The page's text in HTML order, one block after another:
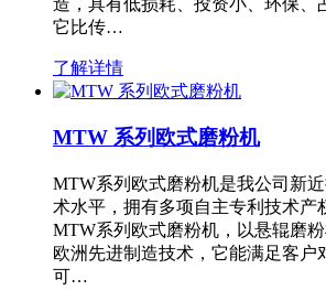
它比传…
了解详情
MTW 系列欧式磨粉机
MTW系列欧式磨粉机是我公司新
术水平，拥有多项自主专利技术
MTW系列欧式磨粉机，以悬辊磨
欧洲先进制造技术，它能满足客户
可…